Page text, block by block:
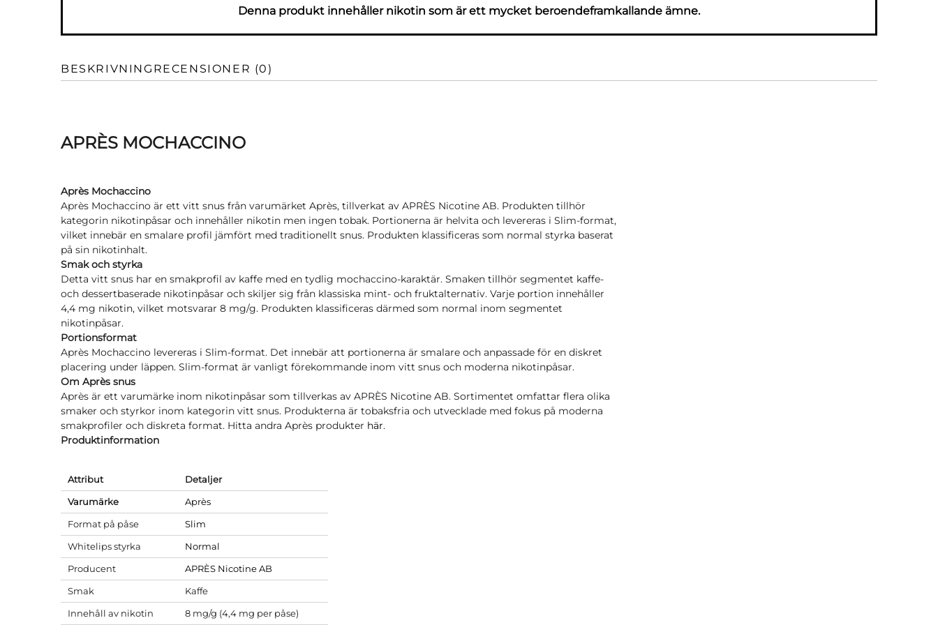
Denna produkt innehåller nikotin som är ett mycket beroendeframkallande ämne.
BESKRIVNING RECENSIONER (0)
APRÈS MOCHACCINO
Après Mochaccino
Après Mochaccino är ett vitt snus från varumärket Après, tillverkat av APRÈS Nicotine AB. Produkten tillhör
kategorin nikotinpåsar och innehåller nikotin men ingen tobak. Portionerna är helvita och levereras i Slim-format,
vilket innebär en smalare profil jämfört med traditionellt snus. Produkten klassificeras som normal styrka baserat
på sin nikotinhalt.
Smak och styrka
Detta vitt snus har en smakprofil av kaffe med en tydlig mochaccino-karaktär. Smaken tillhör segmentet kaffe-
och dessertbaserade nikotinpåsar och skiljer sig från klassiska mint- och fruktalternativ. Varje portion innehåller
4,4 mg nikotin, vilket motsvarar 8 mg/g. Produkten klassificeras därmed som normal inom segmentet
nikotinpåsar.
Portionsformat
Après Mochaccino levereras i Slim-format. Det innebär att portionerna är smalare och anpassade för en diskret
placering under läppen. Slim-format är vanligt förekommande inom vitt snus och moderna nikotinpåsar.
Om Après snus
Après är ett varumärke inom nikotinpåsar som tillverkas av APRÈS Nicotine AB. Sortimentet omfattar flera olika
smaker och styrkor inom kategorin vitt snus. Produkterna är tobaksfria och utvecklade med fokus på moderna
smakprofiler och diskreta format. Hitta andra Après produkter här.
Produktinformation
Attribut
Detaljer
Varumärke
Après
Format på påse
Slim
Whitelips styrka
Normal
Producent
APRÈS Nicotine AB
Smak
Kaffe
Innehåll av nikotin
8 mg/g (4,4 mg per påse)